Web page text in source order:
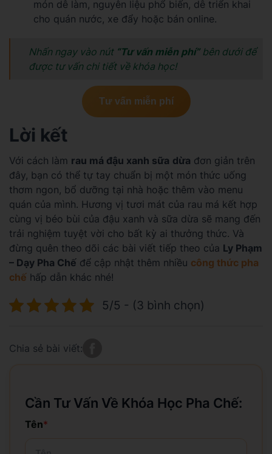
món dễ làm, nguyên liệu phổ biến, dễ triển khai
cho quán nước, xe đẩy hoặc bán online.
Nhấn ngay vào nút “Tư vấn miễn phí”bên dưới để
được tư vấn chi tiết về khóa học!
Tư vấn miễn phí
Lời kết
Với cách làm rau má đậu xanh sữa dừa đơn giản trên
đây, bạn có thể tự tay chuẩn bị một món thức uống
thơm ngon, bổ dưỡng tại nhà hoặc thêm vào menu
quán của mình. Hương vị tươi mát của rau má kết hợp
cùng vị béo bùi của đậu xanh và sữa dừa sẽ mang đến
trải nghiệm tuyệt vời cho bất kỳ ai thưởng thức. Và
đừng quên theo dõi các bài viết tiếp theo của Ly Phạm
– Dạy Pha Chế để cập nhật thêm nhiều công thức pha
chế hấp dẫn khác nhé!
5/5 - (3 bình chọn)
Chia sẻ bài viết:
Cần Tư Vấn Về Khóa Học Pha Chế:
Tên*